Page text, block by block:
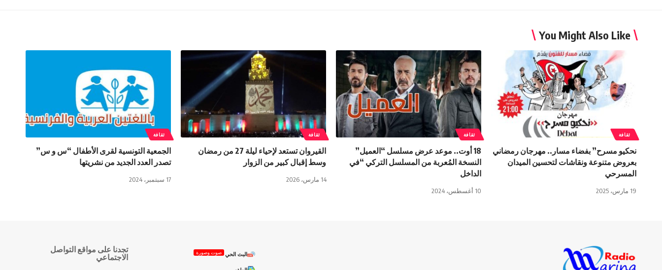
You Might Also Like
ثقافة
نحكيو مسرح” بفضاء مسار.. مهرجان رمضاني
بعروض متنوعة ونقاشات لتحسين الميدان
المسرحي
19 مارس، 2025
ثقافة
18 أوت.. موعد عرض مسلسل “العميل”
النسخة المُعربة من المسلسل التركي “في
الداخل
10 أغسطس، 2024
ثقافة
القيروان تستعد لإحياء ليلة 27 من رمضان
وسط إقبال كبير من الزوار
14 مارس، 2026
ثقافة
الجمعية التونسية لقرى الأطفال “س و س”
تصدر العدد الجديد من نشريتها
17 سبتمبر، 2024
البث الحي صوت وصورة
تجدنا على مواقع التواصل
الاجتماعي